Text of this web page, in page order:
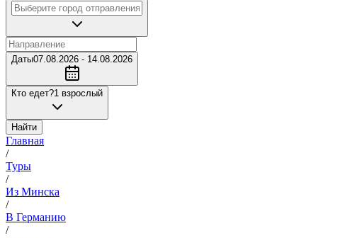
Даты07.08.2026 - 14.08.2026
Кто едет?1 взрослый
Найти
Главная
/
Туры
/
Из Минска
/
В Германию
/